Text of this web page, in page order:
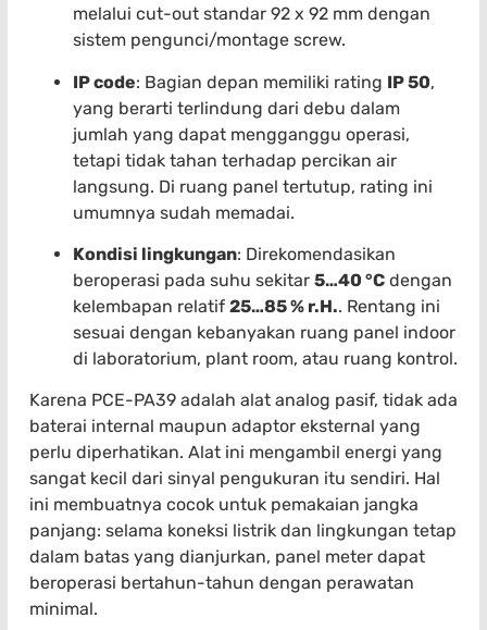
melalui cut-out standar 92 x 92 mm dengan
sistem pengunci/montage screw.
IP code: Bagian depan memiliki rating IP 50,
yang berarti terlindung dari debu dalam
jumlah yang dapat mengganggu operasi,
tetapi tidak tahan terhadap percikan air
langsung. Di ruang panel tertutup, rating ini
umumnya sudah memadai.
Kondisi lingkungan: Direkomendasikan
beroperasi pada suhu sekitar 5…40 °C dengan
kelembapan relatif 25…85 % r.H.. Rentang ini
sesuai dengan kebanyakan ruang panel indoor
di laboratorium, plant room, atau ruang kontrol.
Karena PCE-PA39 adalah alat analog pasif, tidak ada
baterai internal maupun adaptor eksternal yang
perlu diperhatikan. Alat ini mengambil energi yang
sangat kecil dari sinyal pengukuran itu sendiri. Hal
ini membuatnya cocok untuk pemakaian jangka
panjang: selama koneksi listrik dan lingkungan tetap
dalam batas yang dianjurkan, panel meter dapat
beroperasi bertahun-tahun dengan perawatan
minimal.